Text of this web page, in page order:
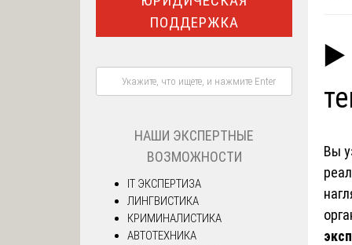
▶️
Вы
ПОДДЕРЖКА
НАШИ ЭКСПЕРТНЫЕ
ВОЗМОЖНОСТИ
IT ЭКСПЕРТИЗА
ЛИНГВИСТИКА
КРИМИНАЛИСТИКА
АВТОТЕХНИКА